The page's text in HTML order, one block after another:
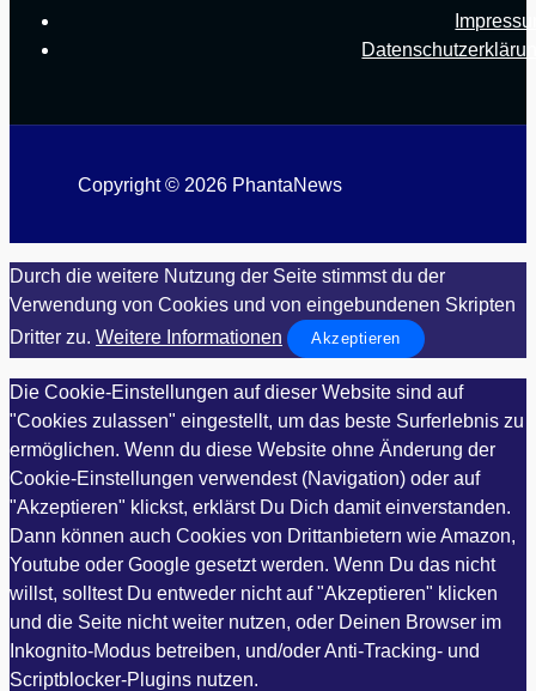
Copyright © 2026 PhantaNews
Durch die weitere Nutzung der Seite stimmst du der
Verwendung von Cookies und von eingebundenen Skripten
Dritter zu. Weitere Informationen Akzeptieren
Die Cookie-Einstellungen auf dieser Website sind auf
"Cookies zulassen" eingestellt, um das beste Surferlebnis zu
ermöglichen. Wenn du diese Website ohne Änderung der
Cookie-Einstellungen verwendest (Navigation) oder auf
"Akzeptieren" klickst, erklärst Du Dich damit einverstanden.
Dann können auch Cookies von Drittanbietern wie Amazon,
Youtube oder Google gesetzt werden. Wenn Du das nicht
willst, solltest Du entweder nicht auf "Akzeptieren" klicken
und die Seite nicht weiter nutzen, oder Deinen Browser im
Inkognito-Modus betreiben, und/oder Anti-Tracking- und
Scriptblocker-Plugins nutzen.